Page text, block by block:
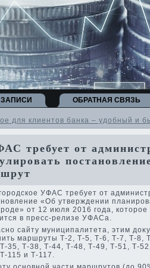
ЗАПИСИ ОБРАТНАЯ СВЯЗЬ
для клиентов банка – удобный и
требует от
УФАС требует от
«Об утверждении
от 12 июля 2016 года,
в пресс-релизе УФАСа.
сайту муниципалитета, этим
маршруты Т-2, Т-5, Т-6, Т-7, Т-8,
35, Т-38, Т-44, Т-48, Т-49, Т-51, Т-
115 и Т-117.